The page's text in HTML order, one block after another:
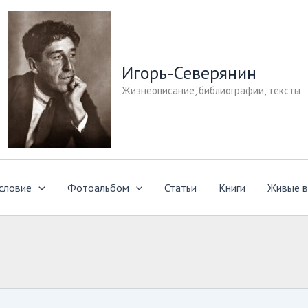
Игорь-Северянин
Жизнеописание, библиографии, тексты
Фотоальбом Статьи Книги Живые